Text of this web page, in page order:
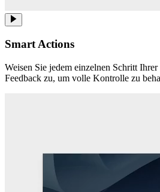
Smart Actions
Weisen Sie jedem einzelnen Schritt
Feedback zu, um volle Kontrolle zu